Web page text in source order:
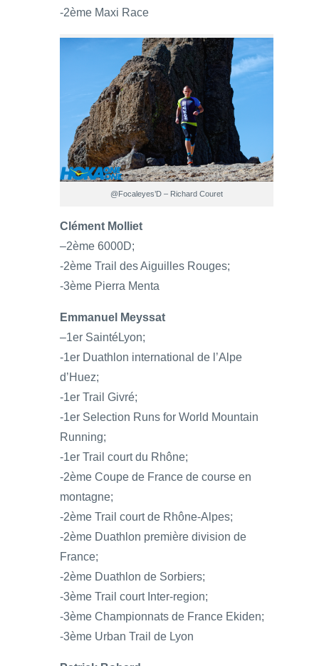
-2ème Maxi Race
@Focaleyes’D – Richard Couret
Clément Molliet
–2ème 6000D;
-2ème Trail des Aiguilles Rouges;
-3ème Pierra Menta
Emmanuel Meyssat
–1er SaintéLyon;
-1er Duathlon international de l’Alpe
d’Huez;
-1er Trail Givré;
-1er Selection Runs for World Mountain
Running;
-1er Trail court du Rhône;
-2ème Coupe de France de course en
montagne;
-2ème Trail court de Rhône-Alpes;
-2ème Duathlon première division de
France;
-2ème Duathlon de Sorbiers;
-3ème Trail court Inter-region;
-3ème Championnats de France Ekiden;
-3ème Urban Trail de Lyon